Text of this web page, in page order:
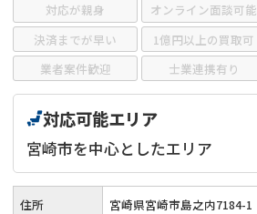
アンケート調査
対応が親身 オンライン面談可能
決済までが早い
1億円以上の買取可
業者案件歓迎
士業連携有り
対応可能エリア
宮崎市を中心としたエリア
住所 宮崎県宮崎市島之内7184-1